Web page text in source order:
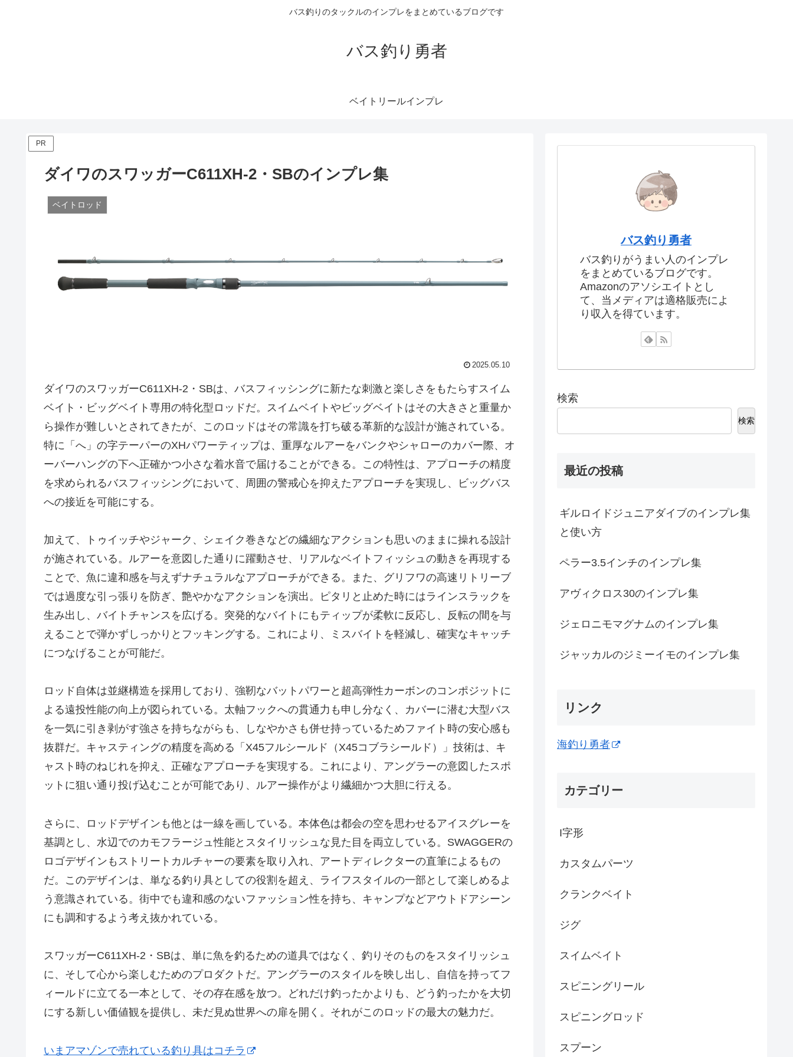
バス釣りのタックルのインプレをまとめているブログです
バス釣り勇者
ベイトリールインプレ
PR
ダイワのスワッガーC611XH-2・SBのインプレ集
ベイトロッド
2025.05.10
ダイワのスワッガーC611XH-2・SBは、バスフィッシングに新たな刺激と楽しさをもたらすスイム
ベイト・ビッグベイト専用の特化型ロッドだ。スイムベイトやビッグベイトはその大きさと重量か
ら操作が難しいとされてきたが、このロッドはその常識を打ち破る革新的な設計が施されている。
特に「へ」の字テーパーのXHパワーティップは、重厚なルアーをバンクやシャローのカバー際、オ
ーバーハングの下へ正確かつ小さな着水音で届けることができる。この特性は、アプローチの精度
を求められるバスフィッシングにおいて、周囲の警戒心を抑えたアプローチを実現し、ビッグバス
への接近を可能にする。
加えて、トゥイッチやジャーク、シェイク巻きなどの繊細なアクションも思いのままに操れる設計
が施されている。ルアーを意図した通りに躍動させ、リアルなベイトフィッシュの動きを再現する
ことで、魚に違和感を与えずナチュラルなアプローチができる。また、グリフワの高速リトリーブ
では過度な引っ張りを防ぎ、艶やかなアクションを演出。ピタリと止めた時にはラインスラックを
生み出し、バイトチャンスを広げる。突発的なバイトにもティップが柔軟に反応し、反転の間を与
えることで弾かずしっかりとフッキングする。これにより、ミスバイトを軽減し、確実なキャッチ
につなげることが可能だ。
ロッド自体は並継構造を採用しており、強靭なバットパワーと超高弾性カーボンのコンポジットに
よる遠投性能の向上が図られている。太軸フックへの貫通力も申し分なく、カバーに潜む大型バス
を一気に引き剥がす強さを持ちながらも、しなやかさも併せ持っているためファイト時の安心感も
抜群だ。キャスティングの精度を高める「X45フルシールド（X45コブラシールド）」技術は、キ
ャスト時のねじれを抑え、正確なアプローチを実現する。これにより、アングラーの意図したスポ
ットに狙い通り投げ込むことが可能であり、ルアー操作がより繊細かつ大胆に行える。
さらに、ロッドデザインも他とは一線を画している。本体色は都会の空を思わせるアイスグレーを
基調とし、水辺でのカモフラージュ性能とスタイリッシュな見た目を両立している。SWAGGERの
ロゴデザインもストリートカルチャーの要素を取り入れ、アートディレクターの直筆によるもの
だ。このデザインは、単なる釣り具としての役割を超え、ライフスタイルの一部として楽しめるよ
う意識されている。街中でも違和感のないファッション性を持ち、キャンプなどアウトドアシーン
にも調和するよう考え抜かれている。
スワッガーC611XH-2・SBは、単に魚を釣るための道具ではなく、釣りそのものをスタイリッシュ
に、そして心から楽しむためのプロダクトだ。アングラーのスタイルを映し出し、自信を持ってフ
ィールドに立てる一本として、その存在感を放つ。どれだけ釣ったかよりも、どう釣ったかを大切
にする新しい価値観を提供し、未だ見ぬ世界への扉を開く。それがこのロッドの最大の魅力だ。
いまアマゾンで売れている釣り具はコチラ
バス釣り勇者
バス釣りがうまい人のインプレ
をまとめているブログです。
Amazonのアソシエイトとし
て、当メディアは適格販売によ
り収入を得ています。
検索
検索
最近の投稿
ギルロイドジュニアダイブのインプレ集
と使い方
ペラー3.5インチのインプレ集
アヴィクロス30のインプレ集
ジェロニモマグナムのインプレ集
ジャッカルのジミーイモのインプレ集
リンク
海釣り勇者
カテゴリー
I字形
カスタムパーツ
クランクベイト
ジグ
スイムベイト
スピニングリール
スピニングロッド
スプーン